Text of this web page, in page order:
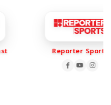
Reporter Sports